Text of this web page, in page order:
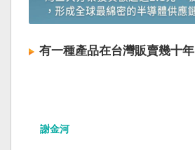
有一種產品在台灣販賣幾十年
謝金河